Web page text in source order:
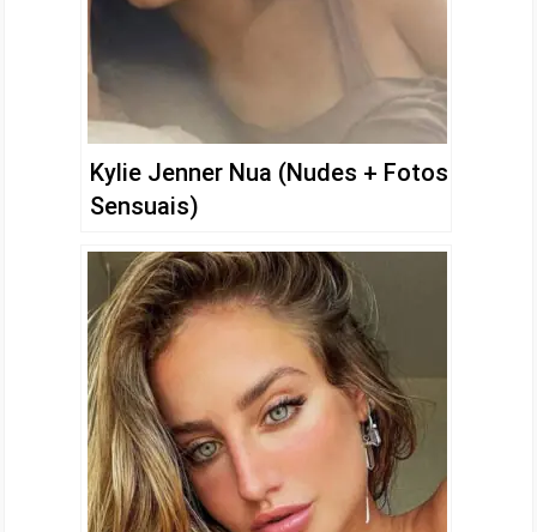
Kylie Jenner Nua (Nudes + Fotos
Sensuais)